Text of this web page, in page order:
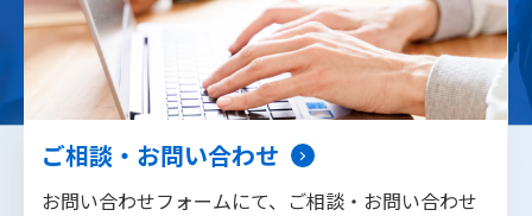
ご相談・お問い合わせ
お問い合わせフォームにて、ご相談・お問い合わせ